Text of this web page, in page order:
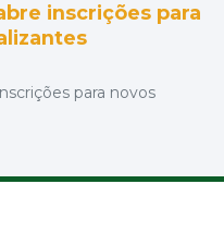
inscrições para
para novos